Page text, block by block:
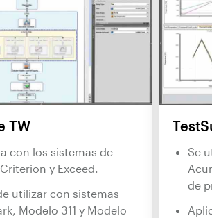
TW
con los sistemas de
y Exceed.
utilizar con sistemas
Modelo 311 y Modelo
Se
de